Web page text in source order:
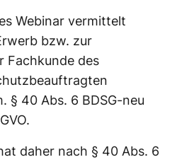
Webinar vermittelt
bzw. zur
Fachkunde des
§ 40 Abs. 6 BDSG-neu
daher nach § 40 Abs. 6